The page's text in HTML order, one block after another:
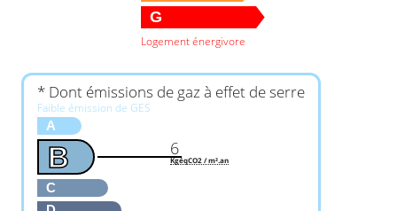
G
Logement énergivore
* Dont émissions de gaz à effet de serre
Faible émission de GES
A
B
C
6
KgéqCO2 / m².an